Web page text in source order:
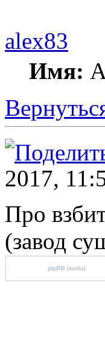
alex83
Имя:
2017,
Про
(завод
phpBB [media]